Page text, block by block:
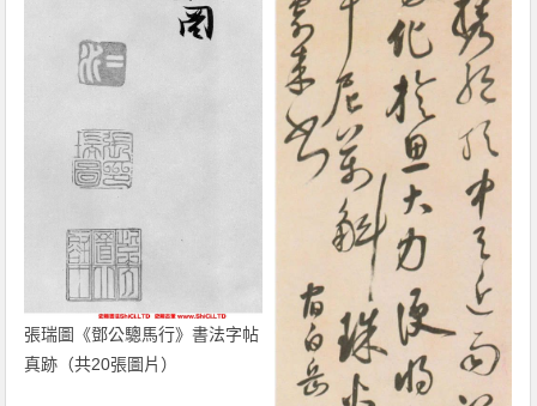
張瑞圖《鄧公驄馬行》書法字帖
真跡（共20張圖片）